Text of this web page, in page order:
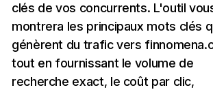
clés de vos concurrents. L'outil
montrera les principaux mots clés
génèrent du trafic vers
tout en fournissant le volume de
recherche exact, le coût par clic,